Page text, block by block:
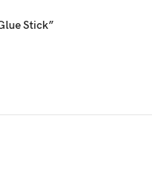
Stick”